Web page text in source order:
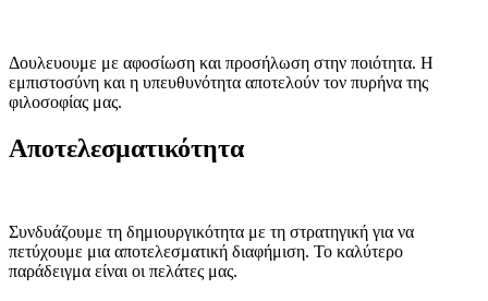
Δουλευουμε με αφοσίωση και προσήλωση στην ποιότητα. Η
εμπιστοσύνη και η υπευθυνότητα αποτελούν τον πυρήνα της
φιλοσοφίας μας.
Αποτελεσματικότητα
Συνδυάζουμε τη δημιουργικότητα με τη στρατηγική για να
πετύχουμε μια αποτελεσματική διαφήμιση. Το καλύτερο
παράδειγμα είναι οι πελάτες μας.